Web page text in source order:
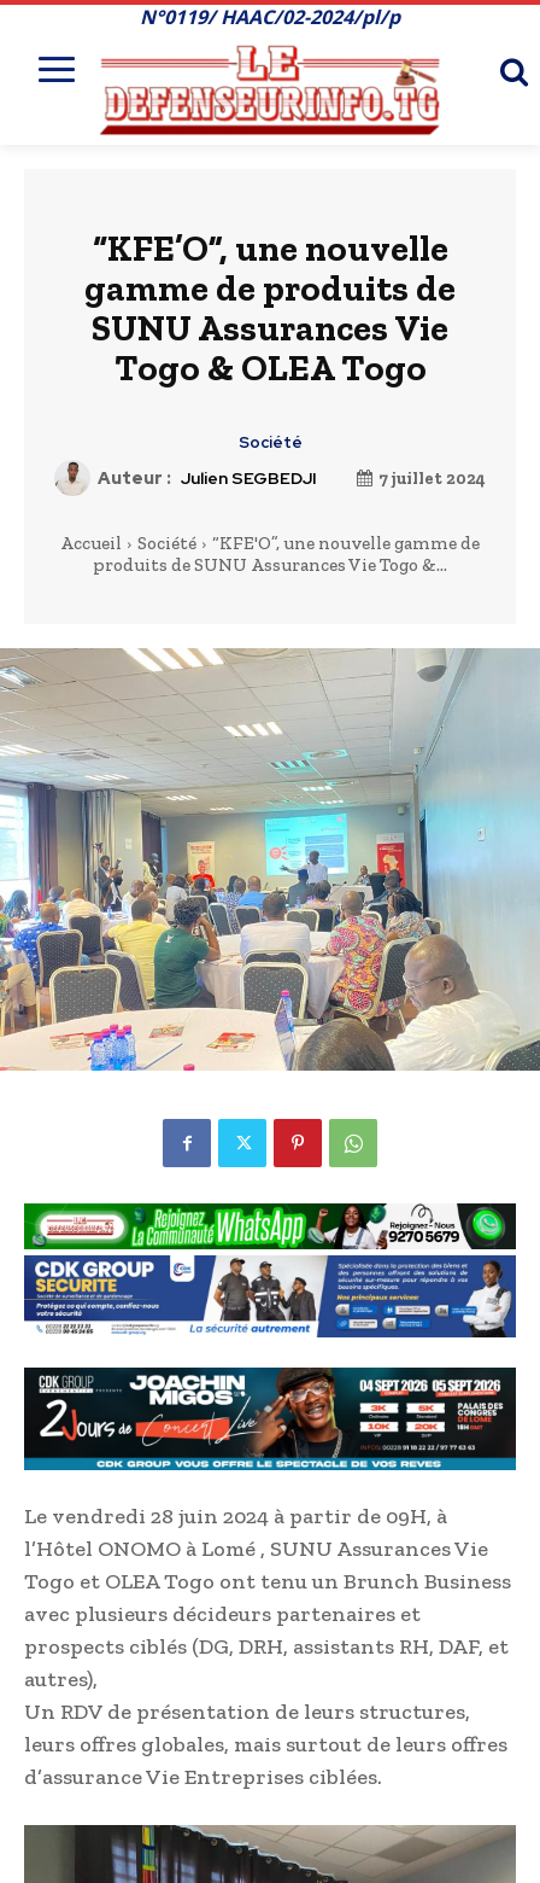
N°0119/ HAAC/02-2024/pl/p
“KFE’O”, une nouvelle
gamme de produits de
SUNU Assurances Vie
Togo & OLEA Togo
Société
Auteur : Julien SEGBEDJI 7 juillet 2024
Accueil Société
“KFE'O”, une nouvelle gamme de
produits de SUNU Assurances Vie Togo &...
Le vendredi 28 juin 2024 à partir de 09H, à
l’Hôtel ONOMO à Lomé , SUNU Assurances Vie
Togo et OLEA Togo ont tenu un Brunch Business
avec plusieurs décideurs partenaires et
prospects ciblés (DG, DRH, assistants RH, DAF, et
autres),
Un RDV de présentation de leurs structures,
leurs offres globales, mais surtout de leurs offres
d’assurance Vie Entreprises ciblées.